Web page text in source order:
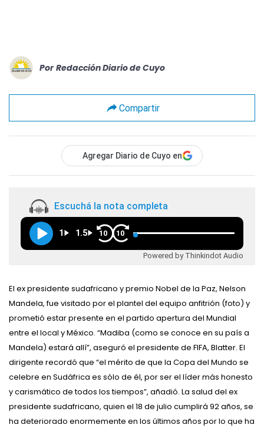
Por Redacción Diario de Cuyo
Compartir
Agregar Diario de Cuyo en
Escuchá la nota completa
1 1.5 10 10
Powered by Thinkindot Audio
El ex presidente sudafricano y premio Nobel de la Paz, Nelson
Mandela, fue visitado por el plantel del equipo anfitrión (foto) y
prometió estar presente en el partido apertura del Mundial
entre el local y México. “Madiba (como se conoce en su país a
Mandela) estará allí”, aseguró el presidente de FIFA, Blatter. El
dirigente recordó que “el mérito de que la Copa del Mundo se
celebre en Sudáfrica es sólo de él, por ser el líder más honesto
y carismático de todos los tiempos”, añadió. La salud del ex
presidente sudafricano, quien el 18 de julio cumplirá 92 años, se
ha deteriorado enormemente en los últimos años por lo que ha